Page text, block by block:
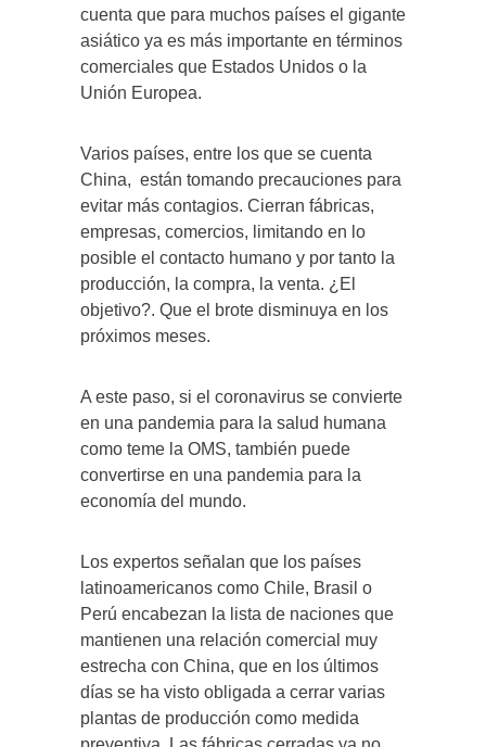
cuenta que para muchos países el gigante
asiático ya es más importante en términos
comerciales que Estados Unidos o la
Unión Europea.
Varios países, entre los que se cuenta
China, están tomando precauciones para
evitar más contagios. Cierran fábricas,
empresas, comercios, limitando en lo
posible el contacto humano y por tanto la
producción, la compra, la venta. ¿El
objetivo?. Que el brote disminuya en los
próximos meses.
A este paso, si el coronavirus se convierte
en una pandemia para la salud humana
como teme la OMS, también puede
convertirse en una pandemia para la
economía del mundo.
Los expertos señalan que los países
latinoamericanos como Chile, Brasil o
Perú encabezan la lista de naciones que
mantienen una relación comercial muy
estrecha con China, que en los últimos
días se ha visto obligada a cerrar varias
plantas de producción como medida